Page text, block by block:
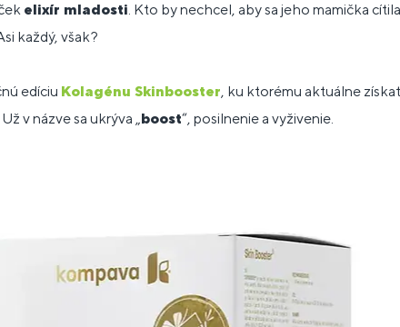
elixír mladosti. Kto by nechcel, aby sa jeho mamička
každý, však?
edíciu Kolagénu Skinbooster, ku ktorému aktuálne
Už v názve sa ukrýva „boost“, posilnenie a vyživenie.